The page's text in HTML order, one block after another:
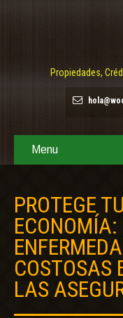
Propiedades,
Menu
PROTEGE
COSTOSAS
LAS